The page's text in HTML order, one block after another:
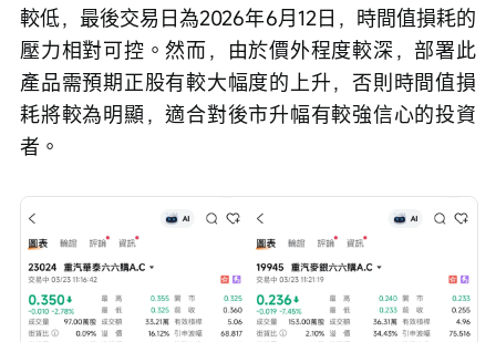
較低，最後交易日為2026年6月12日，時間值損耗的
壓力相對可控。然而，由於價外程度較深，部署此
產品需預期正股有較大幅度的上升，否則時間值損
耗將較為明顯，適合對後市升幅有較強信心的投資
者。